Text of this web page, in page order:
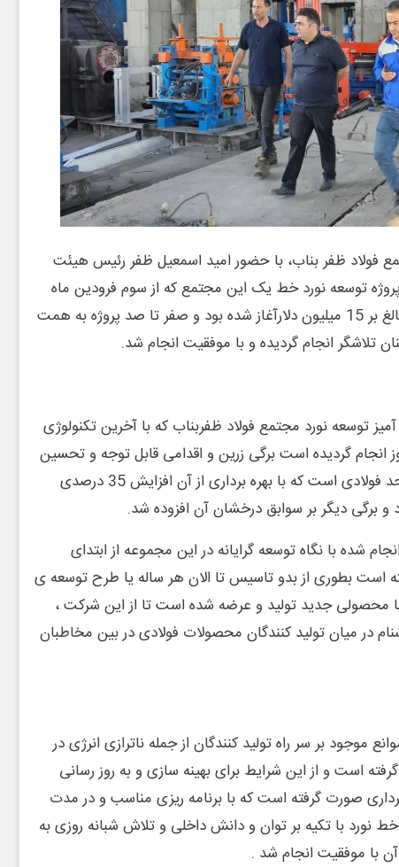
فولاد ظفر بناب، با حضور امید اسمعیل ظفر رئیس هیئت
توسعه نورد خط یک این مجتمع که از سوم فرودین ماه
سال جاری با سرمایه گذاری بالغ بر 15 میلیون دلارآغاز شده بود و صفر تا صد پروژه به همت
تلاشگر انجام گردیده و با موفقیت انجام شد.
توسعه نورد مجتمع فولاد ظفربناب که با آخرین تکنولوژی
انجام گردیده است برگی زرین و اقدامی قابل توجه و تحسین
برانگیز از فولاد مردان این واحد فولادی است که با بهره برداری از آن افزایش 35 درصدی
و برگی دیگر بر سوابق درخشان آن افزوده شد.
شده با نگاه توسعه گرایانه در این مجموعه از ابتدای
است بطوری از بدو تاسیس تا الان هر ساله یا طرح توسعه ی
جدید تولید و عرضه شده است تا از این شرکت ،‌
در میان تولید کنندگان محصولات فولادی در بین مخاطبان
موجود بر سر راه تولید کنندگان از جمله ناترازی انرژی در
است و از این شرایط برای بهینه سازی و به روز رسانی
صورت گرفته است که با برنامه ریزی مناسب و در مدت
نورد با تکیه بر توان و دانش داخلی و تلاش شبانه روزی به
با موفقیت انجام شد .